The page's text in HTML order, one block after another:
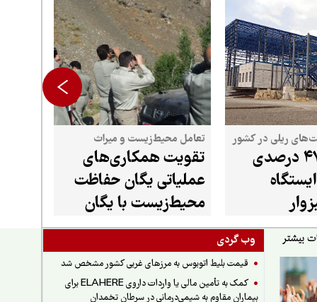
ریلی در کشور
پیشرفت ۴۷ درصدی
تعامل محیط‌زیست و میراث
تقویت همکاری‌های
عملیاتی یگان حفاظت
محیط‌زیست با یگان
حفاظت میراث‌فرهنگی
وب گردی
قیمت بلیط اتوبوس به مرزهای غربی کشور مشخص شد
کمک به تأمین مالی یا واردات داروی ELAHERE برای
بیماران مقاوم به شیمی‌درمانی در سرطان تخمدان